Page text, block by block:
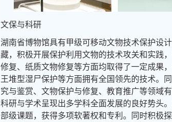
文保与科研
湖南省博物馆具有甲级可移动文物技术保护设
藏，积极开展保护利用文物的技术攻关和实践
修复、纸质文物修复等方面均取得了一定成果
王堆型湿尸保护等方面拥有全国领先的技术。
究与鉴赏、文物保护与修复、教育推广等领域
科研与学术呈现出多学科全面发展的良好势头
部级课题，获得多项软著权和专利。同时积极